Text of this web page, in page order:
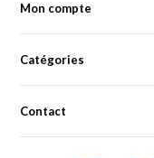
Mon compte
Catégories
Contact